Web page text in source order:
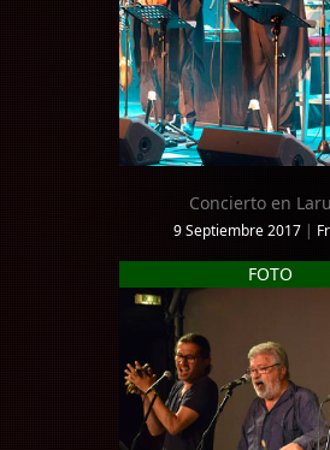
Concierto en
9 Septiembre 2017 |
FOTO